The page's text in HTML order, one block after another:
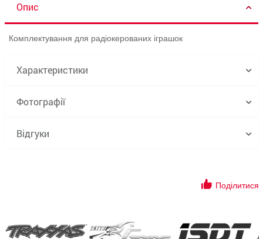
Опис
Комплектування для радіокерованих іграшок
Характеристики
Фотографії
Відгуки
Поділитися